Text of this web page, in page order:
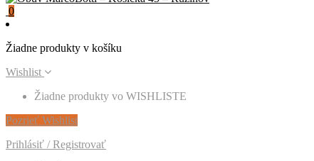
0
Žiadne produkty v košíku
Wishlist
Žiadne produkty vo WISHLISTE
Pozrieť Wishlist
Prihlásiť / Registrovať